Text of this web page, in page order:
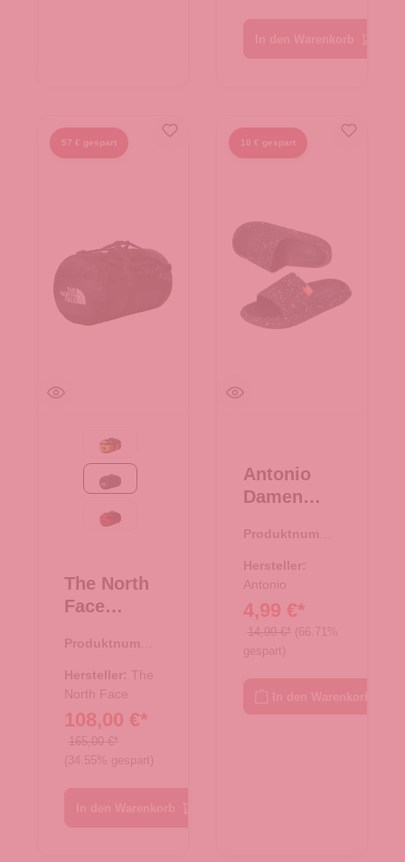
57 € gespart
Summit Gold-TNF Black
TNF Black
TNF Red-TNF Black
The North
Face
e/Rucksac
k Base
Camp
Duffel L
TNF Black
Produktnumme
Hersteller: The
North Face
108,00 €*
165,00 €*
(34.55% gespart)
10 € gespart
Antonio
Damen
"Clou"
Dots
Größe
38/39 -
schwarz
Produktnumme
Hersteller:
Antonio
4,99 €*
14,99 €* (66.71%
gespart)